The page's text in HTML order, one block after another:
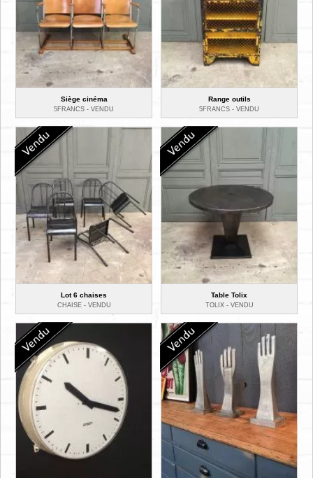
Siège cinéma
5FRANCS - VENDU
Range outils
5FRANCS - VENDU
Lot 6 chaises
CHAISE - VENDU
Table Tolix
TOLIX - VENDU